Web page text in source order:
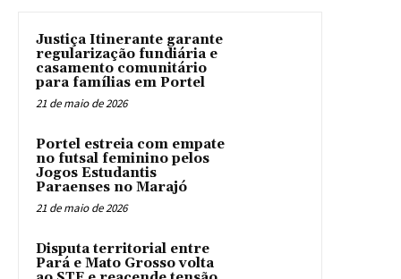
Justiça Itinerante garante
regularização fundiária e
casamento comunitário
para famílias em Portel
21 de maio de 2026
Portel estreia com empate
no futsal feminino pelos
Jogos Estudantis
Paraenses no Marajó
21 de maio de 2026
Disputa territorial entre
Pará e Mato Grosso volta